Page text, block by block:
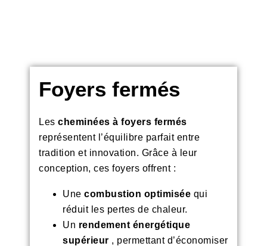
Foyers fermés
Les cheminées à foyers fermés
représentent l’équilibre parfait entre
tradition et innovation. Grâce à leur
conception, ces foyers offrent :
Une combustion optimisée qui
réduit les pertes de chaleur.
Un rendement énergétique
supérieur , permettant d’économiser